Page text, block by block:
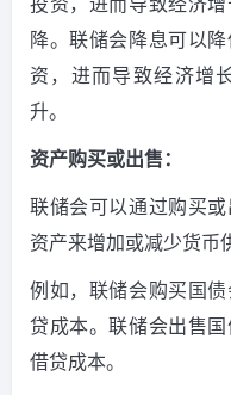
降。联储会降息可以
资，进而导致经济增
升。
资产购买或出售：
联储会可以通过购买
资产来增加或减少货币
例如，联储会购买国
贷成本。联储会出售
借贷成本。